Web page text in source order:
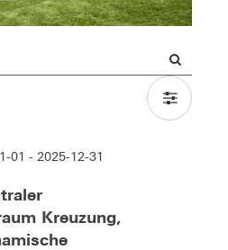
01 - 2025-12-31
Kreuzung,